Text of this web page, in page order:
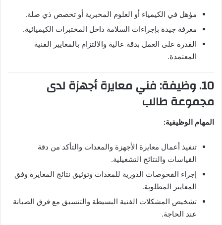
مؤهل في الكيمياء أو العلوم المخبرية أو تخصص ذي صلة.
معرفة جيدة بإجراءات السلامة داخل المختبرات الكيميائية.
القدرة على العمل بدقة عالية والالتزام بالمعايير الفنية
المعتمدة.
10. وظيفة: فني معايرة أجهزة لدى
مجموعة طالب
المهام الوظيفية:
تنفيذ أعمال معايرة الأجهزة والمعدات والتأكد من دقة
القياسات والنتائج التشغيلية.
إجراء الفحوصات الدورية للمعدات وتوثيق نتائج المعايرة وفق
المعايير المطلوبة.
تشخيص المشكلات الفنية البسيطة والتنسيق مع فرق الصيانة
عند الحاجة.